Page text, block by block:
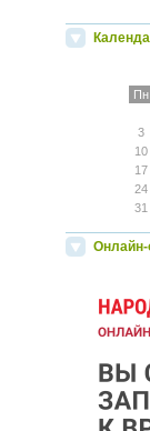
Пн
3
10
17
24
31
Онлайн-